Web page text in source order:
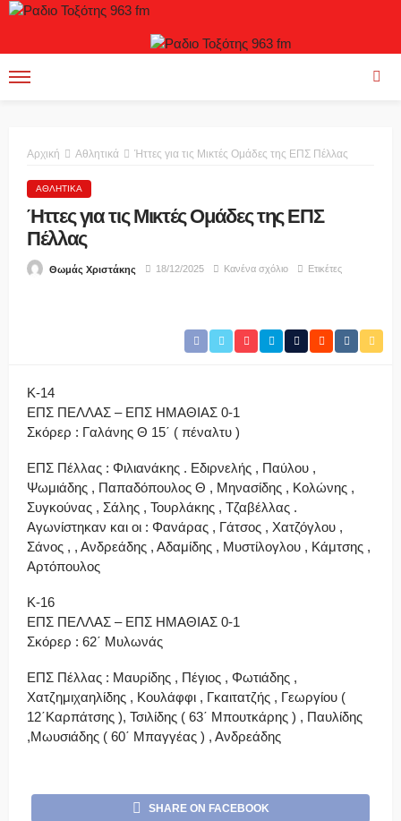
Αρχική Αθλητικά Ήττες για τις Μικτές Ομάδες της ΕΠΣ Πέλλας
ΑΘΛΗΤΙΚΆ
Ήττες για τις Μικτές Ομάδες της ΕΠΣ
Πέλλας
Θωμάς Χριστάκης 18/12/2025 Κανένα σχόλιο Ετικέτες
Κ-14
ΕΠΣ ΠΕΛΛΑΣ – ΕΠΣ ΗΜΑΘΙΑΣ 0-1
Σκόρερ : Γαλάνης Θ 15΄ ( πέναλτυ )
ΕΠΣ Πέλλας : Φιλιανάκης . Εδιρνελής , Παύλου ,
Ψωμιάδης , Παπαδόπουλος Θ , Μηνασίδης , Κολώνης ,
Συγκούνας , Σάλης , Τουρλάκης , Τζαβέλλας .
Αγωνίστηκαν και οι : Φανάρας , Γάτσος , Χατζόγλου ,
Σάνος , , Ανδρεάδης , Αδαμίδης , Μυστίλογλου , Κάμτσης ,
Αρτόπουλος
Κ-16
ΕΠΣ ΠΕΛΛΑΣ – ΕΠΣ ΗΜΑΘΙΑΣ 0-1
Σκόρερ : 62΄ Μυλωνάς
ΕΠΣ Πέλλας : Μαυρίδης , Πέγιος , Φωτιάδης ,
Χατζημιχαηλίδης , Κουλάφφι , Γκαιτατζής , Γεωργίου (
12΄Καρπάτσης ), Τσιλίδης ( 63΄ Μπουτκάρης ) , Παυλίδης
,Μωυσιάδης ( 60΄ Μπαγγέας ) , Ανδρεάδης
SHARE ON FACEBOOK